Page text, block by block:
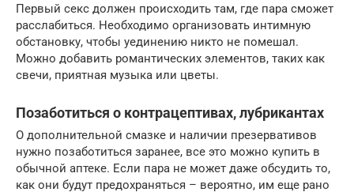
Первый секс должен происходить там, где пара сможет
расслабиться. Необходимо организовать интимную
обстановку, чтобы уединению никто не помешал.
Можно добавить романтических элементов, таких как
свечи, приятная музыка или цветы.
Позаботиться о контрацептивах, лубрикантах
О дополнительной смазке и наличии презервативов
нужно позаботиться заранее, все это можно купить в
обычной аптеке. Если пара не может даже обсудить то,
как они будут предохраняться – вероятно, им еще рано